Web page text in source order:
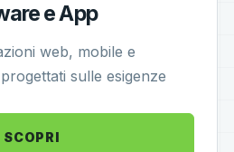
e App
web, mobile e
sulle esigenze
SCOPRI